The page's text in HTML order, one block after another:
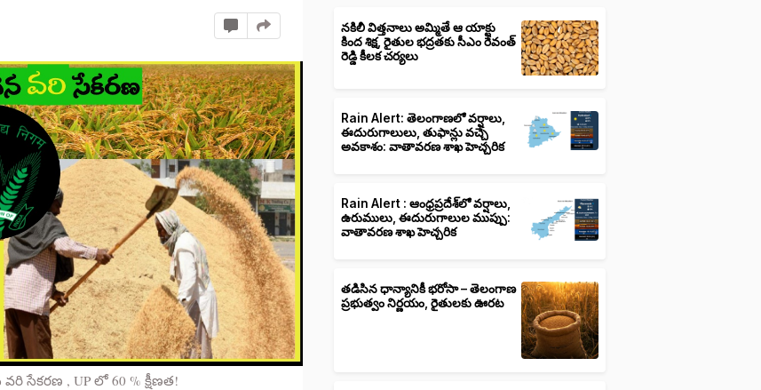
సేకరణ , UP లో 60 % క్షీణత!
నకిలీ విత్తనాలు అమ్మితే ఆ యాక్టు
కింద శిక్ష, రైతుల భద్రతకు సీఎం రేవంత్
రెడ్డి కీలక చర్యలు
Rain Alert: తెలంగాణలో వర్షాలు,
ఈదురుగాలులు, తుఫాన్లు వచ్చే
అవకాశం: వాతావరణ శాఖ హెచ్చరిక
Rain Alert : ఆంధ్రప్రదేశ్‌లో వర్షాలు,
ఉరుములు, ఈదురుగాలుల ముప్పు:
వాతావరణ శాఖ హెచ్చరిక
తడిసిన ధాన్యానికీ భరోసా – తెలంగాణ
ప్రభుత్వం నిర్ణయం, రైతులకు ఊరట